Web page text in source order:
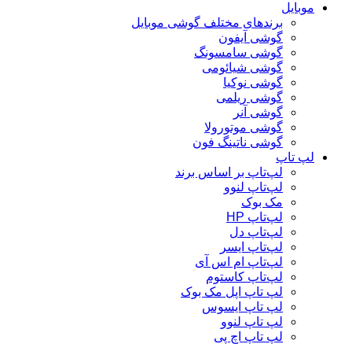
موبایل
برندهای مختلف گوشی موبایل
گوشی آیفون
گوشی سامسونگ
گوشی شیائومی
گوشی نوکیا
گوشی ریلمی
گوشی آنر
گوشی موتورولا
گوشی ناتینگ فون
لپ تاپ
لپ‌تاپ بر اساس برند
لپ‌تاپ لنوو
مک بوک
لپ‌تاپ HP
لپ‌تاپ دل
لپ‌تاپ ایسر
لپ‌تاپ ام اس آی
لپ‌تاپ کاستوم
لپ تاپ اپل مک بوک
لپ تاپ ایسوس
لپ تاپ لنوو
لپ تاپ اچ پی